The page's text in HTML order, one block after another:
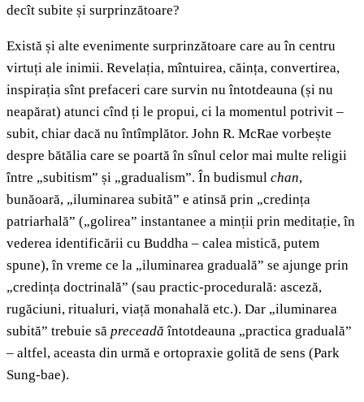
decît subite și surprinzătoare?
Există și alte evenimente surprinzătoare care au în centru
virtuți ale inimii. Revelația, mîntuirea, căința, convertirea,
inspirația sînt prefaceri care survin nu întotdeauna (și nu
neapărat) atunci cînd ți le propui, ci la momentul potrivit –
subit, chiar dacă nu întîmplător. John R. McRae vorbește
despre bătălia care se poartă în sînul celor mai multe religii
între „subitism” și „gradualism”. În budismul chan,
bunăoară, „iluminarea subită” e atinsă prin „credința
patriarhală” („golirea” instantanee a minții prin meditație, în
vederea identificării cu Buddha – calea mistică, putem
spune), în vreme ce la „iluminarea graduală” se ajunge prin
„credința doctrinală” (sau practic-procedurală: asceză,
rugăciuni, ritualuri, viață monahală etc.). Dar „iluminarea
subită” trebuie să preceadă întotdeauna „practica graduală”
– altfel, aceasta din urmă e ortopraxie golită de sens (Park
Sung-bae).